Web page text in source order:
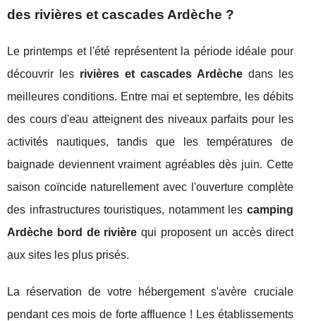
des rivières et cascades Ardèche ?
Le printemps et l'été représentent la période idéale pour
découvrir les rivières et cascades Ardèchedans les
meilleures conditions. Entre mai et septembre, les débits
des cours d'eau atteignent des niveaux parfaits pour les
activités nautiques, tandis que les températures de
baignade deviennent vraiment agréables dès juin. Cette
saison coïncide naturellement avec l'ouverture complète
des infrastructures touristiques, notamment les camping
Ardèche bord de rivière qui proposent un accès direct
aux sites les plus prisés.
La réservation de votre hébergement s'avère cruciale
pendant ces mois de forte affluence ! Les établissements